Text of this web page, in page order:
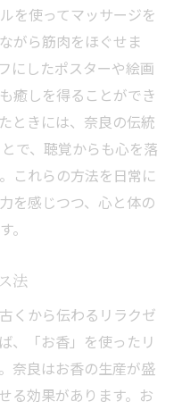
を使ってマッサージを
がら筋肉をほぐせま
にしたポスターや絵画
癒しを得ることができ
ときには、奈良の伝統
で、聴覚からも心を落
これらの方法を日常に
を感じつつ、心と体の
。
法
くから伝わるリラクゼ
、「お香」を使ったリ
奈良はお香の生産が盛
る効果があります。お